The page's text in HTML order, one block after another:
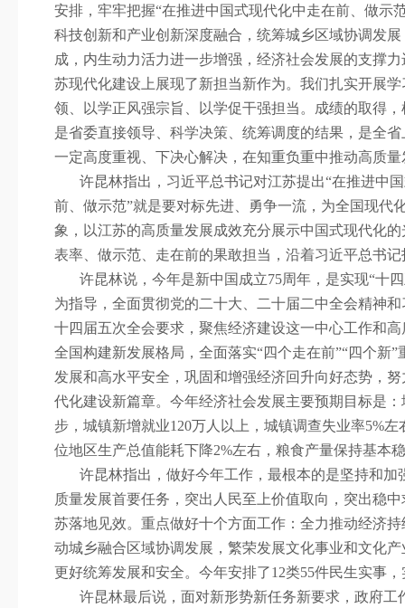
安排，牢牢把握“在推进中国式现代化中走在前、做示
科技创新和产业创新深度融合，统筹城乡区域协调发
成，内生动力活力进一步增强，经济社会发展的支撑
苏现代化建设上展现了新担当新作为。我们扎实开展
领、以学正风强宗旨、以学促干强担当。成绩的取得
是省委直接领导、科学决策、统筹调度的结果，是全
一定高度重视、下决心解决，在知重负重中推动高质
许昆林指出，习近平总书记对江苏提出“在推进中
前、做示范”就是要对标先进、勇争一流，为全国现
象，以江苏的高质量发展成效充分展示中国式现代化
表率、做示范、走在前的果敢担当，沿着习近平总书
许昆林说，今年是新中国成立75周年，是实现“十
为指导，全面贯彻党的二十大、二十届二中全会精神
十四届五次全会要求，聚焦经济建设这一中心工作和
全国构建新发展格局，全面落实“四个走在前”“四个新
发展和高水平安全，巩固和增强经济回升向好态势，
代化建设新篇章。今年经济社会发展主要预期目标是
步，城镇新增就业120万人以上，城镇调查失业率5%左
位地区生产总值能耗下降2%左右，粮食产量保持基本
许昆林指出，做好今年工作，最根本的是坚持和
质量发展首要任务，突出人民至上价值取向，突出稳
苏落地见效。重点做好十个方面工作：全力推动经济
动城乡融合区域协调发展，繁荣发展文化事业和文化
更好统筹发展和安全。今年安排了12类55件民生实事
许昆林最后说，面对新形势新任务新要求，政府